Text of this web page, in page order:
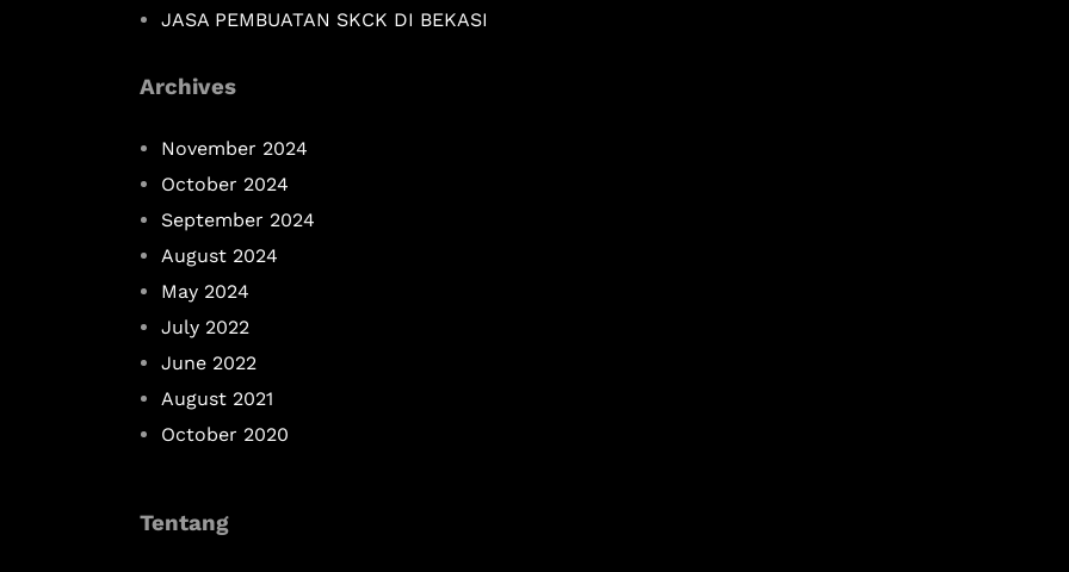
JASA PEMBUATAN SKCK DI BEKASI
Archives
November 2024
October 2024
September 2024
August 2024
May 2024
July 2022
June 2022
August 2021
October 2020
Tentang